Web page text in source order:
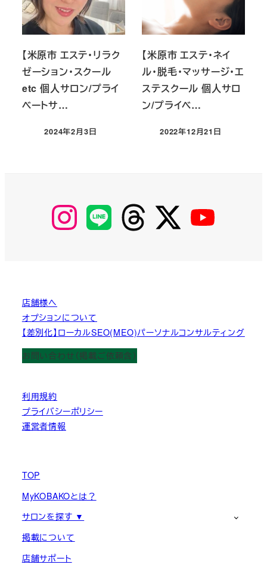
【米原市 エステ・リラク
ゼーション・スクール
etc 個人サロン/プライ
ベートサ…
投稿日
2024年2月3日
【米原市 エステ・ネイ
ル・脱毛・マッサージ・エ
ステスクール 個人サロ
ン/プライベ…
投稿日
2022年12月21日
【Instagram】
MyKOBAKO
【LINE】 【threads】 【Twitter】
店舗様へ
オプションについて
【差別化】ローカルSEO(MEO)パーソナルコンサルティング
お問い合わせ（掲載ご依頼含）
利用規約
プライバシーポリシー
運営者情報
TOP
MyKOBAKOとは？
サロンを探す ▼
掲載について
店舗サポート